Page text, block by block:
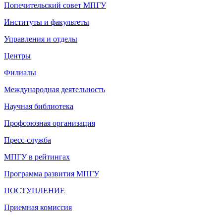
Попечительский совет МПГУ
Институты и факультеты
Управления и отделы
Центры
Филиалы
Международная деятельность
Научная библиотека
Профсоюзная организация
Пресс-служба
МПГУ в рейтингах
Программа развития МПГУ
ПОСТУПЛЕНИЕ
Приемная комиссия